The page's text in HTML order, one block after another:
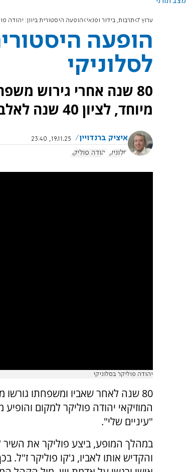
ערוץ 7 תרבות, בידור ופנאי הופעה היסטורית ביוון: יהודה
הופעה
לסלוניקי
80 שנה אחרי גירוש
מיוחד, לציון 40 שנה לאלבום "עיניים שלי"
איציק ברנדויין
19.11.25, 23:40
סלוניקי
יהודה פוליקר
יהודה פוליקר בסלוניקי
80 שנה לאחר שאביו ומשפחתו
"עיניים שלי".
במהלך המופע, ביצע פוליקר את השיר
והקדיש אותו לאביו, ג'קו פוליקר ז"ל.